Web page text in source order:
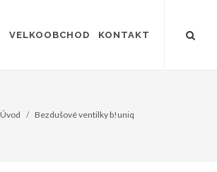
VELKOOBCHOD KONTAKT
Úvod Bezdušové ventilky b!uniq